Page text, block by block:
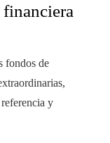
fondos de
y